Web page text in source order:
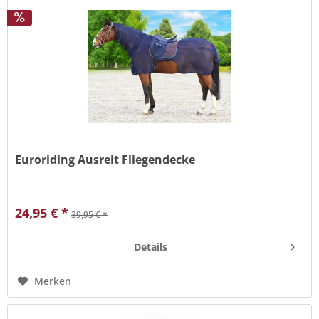
Euroriding Ausreit Fliegendecke
Mesh-Gewebe.
24,95 € * 39,95 € *
Details
Merken